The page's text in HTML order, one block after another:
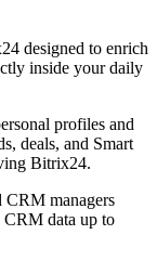
designed to enrich
inside your daily
profiles and
deals, and Smart
Bitrix24.
CRM managers
CRM data up to